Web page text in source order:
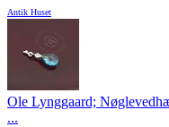
Antik Huset
Ole Lynggaard;
...